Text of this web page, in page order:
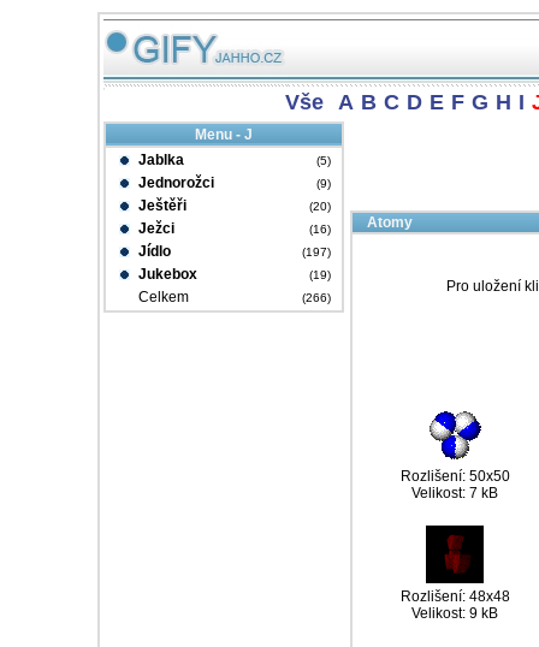
Vše A B C D E F G H I
Menu - J
Jablka
(5)
Jednorožci (9)
Ještěři (20)
Ježci (16)
Jídlo (197)
Jukebox (19)
Celkem (266)
Atomy
Pro uložení
Rozlišení: 50x50
Velikost: 7 kB
Rozlišení: 48x48
Velikost: 9 kB